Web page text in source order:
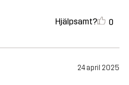
Hjälpsamt? 0
24 april 2025